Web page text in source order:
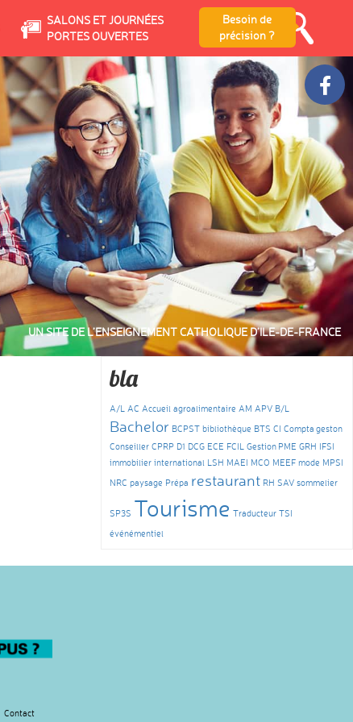
SALONS ET JOURNÉES
PORTES OUVERTES
Besoin de
précision ?
UN SITE DE L’ENSEIGNEMENT CATHOLIQUE D’ILE-DE-FRANCE
bla
A/L AC Accueil agroalimentaire AM APV B/L
Bachelor BCPST bibliothèque BTS CI Compta geston
Conseiller CPRP D1 DCG ECE FCIL Gestion PME GRH
IFSI
immobilier international LSH MAEI MCO MEEF mode MPSI
NRC paysage Prépa restaurant RH SAV sommelier
SP3S Tourisme Traducteur TSI
événémentiel
Contact